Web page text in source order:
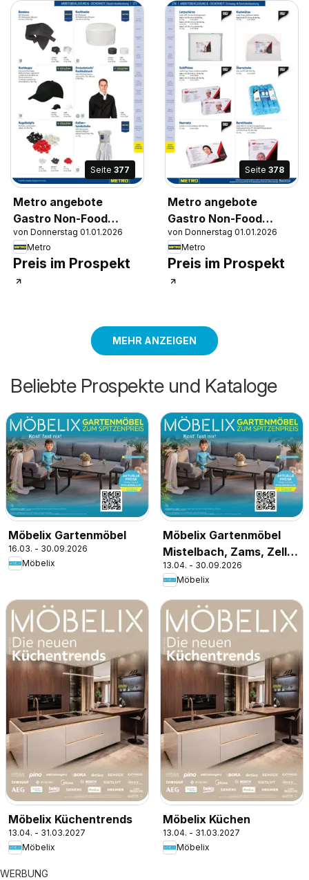
Seite 377
Metro angebote
Gastro Non-Food
Katalog
von Donnerstag 01.01.2026
Metro
Preis im Prospekt
Seite 378
Metro angebote
Gastro Non-Food
Katalog
von Donnerstag 01.01.2026
Metro
Preis im Prospekt
MEHR ANZEIGEN
Beliebte Prospekte und Kataloge
Möbelix Gartenmöbel
16.03. - 30.09.2026
Möbelix
Möbelix Gartenmöbel
Mistelbach, Zams, Zell
Am See
13.04. - 30.09.2026
Möbelix
Möbelix Küchentrends
13.04. - 31.03.2027
Möbelix
Möbelix Küchen
13.04. - 31.03.2027
Möbelix
WERBUNG